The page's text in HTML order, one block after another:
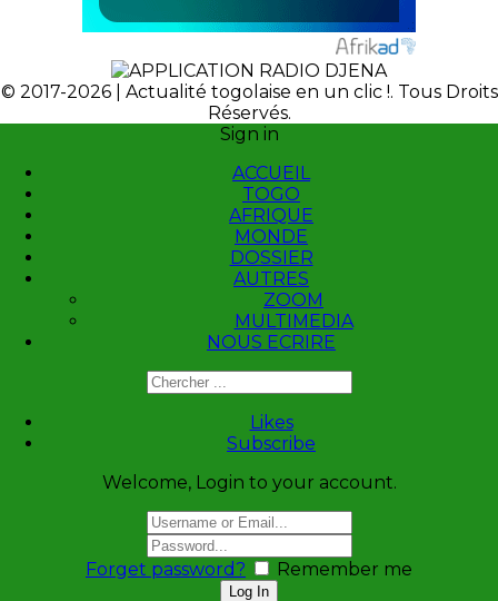
© 2017-2026 | Actualité togolaise en un clic !. Tous Droits
Réservés.
Sign in
ACCUEIL
TOGO
AFRIQUE
MONDE
DOSSIER
AUTRES
ZOOM
MULTIMEDIA
NOUS ECRIRE
Likes
Subscribe
Welcome, Login to your account.
Forget password? Remember me